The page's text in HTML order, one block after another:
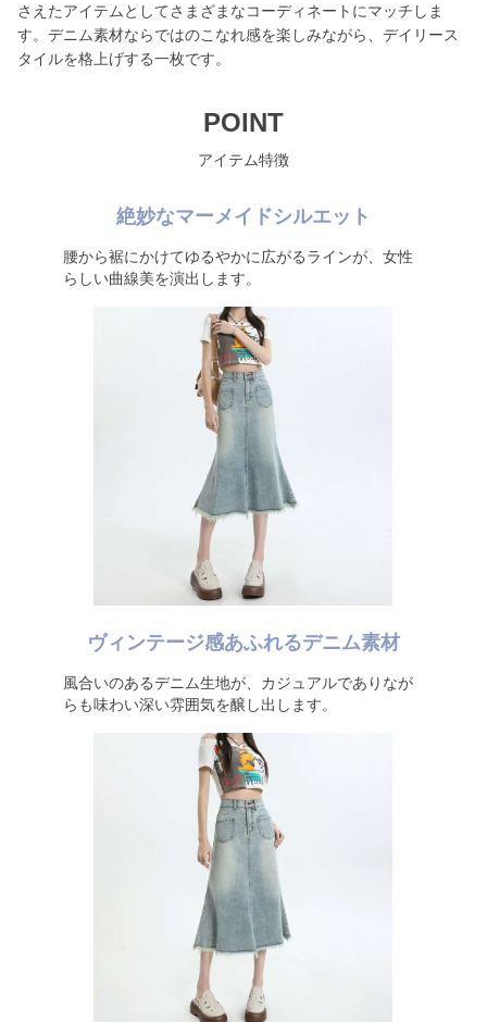
さえたアイテムとしてさまざまなコーディネートにマッチしま
す。デニム素材ならではのこなれ感を楽しみながら、デイリース
タイルを格上げする一枚です。
POINT
アイテム特徴
絶妙なマーメイドシルエット
腰から裾にかけてゆるやかに広がるラインが、女性
らしい曲線美を演出します。
ヴィンテージ感あふれるデニム素材
風合いのあるデニム生地が、カジュアルでありなが
らも味わい深い雰囲気を醸し出します。